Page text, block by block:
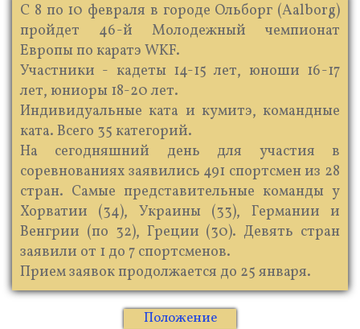
С 8 по 10 февраля в городе Ольборг (Aalborg)
пройдет 46-й Молодежный чемпионат
Европы по каратэ WKF.
Участники - кадеты 14-15 лет, юноши 16-17
лет, юниоры 18-20 лет.
Индивидуальные ката и кумитэ, командные
ката. Всего 35 категорий.
На сегодняшний день для участия в
соревнованиях заявились 491 спортсмен из 28
стран. Самые представительные команды у
Хорватии (34), Украины (33), Германии и
Венгрии (по 32), Греции (30). Девять стран
заявили от 1 до 7 спортсменов.
Прием заявок продолжается до 25 января.
Положение